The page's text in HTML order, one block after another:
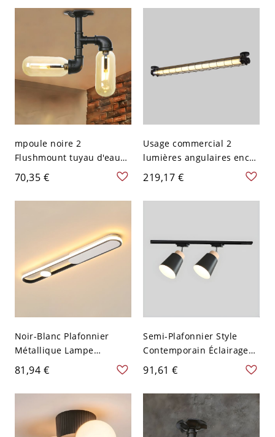
poignée pour restaurant
110 V-120 V Blanc Laiteux
mpoule noire 2
Flushmount tuyau d'eau
en métal industriel LED
Semi Flush plafonnier
pour la cuisine
70,35 €
Usage commercial 2
lumières angulaires encre
bi-broche style moderne
simple lampe de plafond
en fer, 110V-120V
219,17 €
Noir-Blanc Plafonnier
Métallique Lampe
Encastrée LED Style
Moderne pour Couloir -
110 V-120 V 60,96 cm
Gradation à trois niveaux
Cylindre Noir-Blanc
81,94 €
Semi-Plafonnier Style
Contemporain Éclairage
sur Rail Abat-Jour Cône en
Fer pour Salon - 2 Noir
110 V-120 V
91,61 €